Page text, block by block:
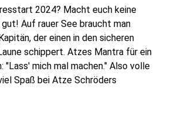
2024? Macht euch keine
Auf rauer See braucht man
der einen in den sicheren
schippert. Atzes Mantra für ein
"Lass' mich mal machen." Also volle
Spaß bei Atze Schröders